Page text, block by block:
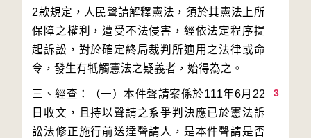
2款規定，人民聲請解釋憲法，須於其憲法上所
保障之權利，遭受不法侵害，經依法定程序提
起訴訟，對於確定終局裁判所適用之法律或命
3
三、經查：（一）本件聲請案係於111年6月22
日收文，且持以聲請之系爭判決應已於憲法訴
訟法修正施行前送達聲請人，是本件聲請是否